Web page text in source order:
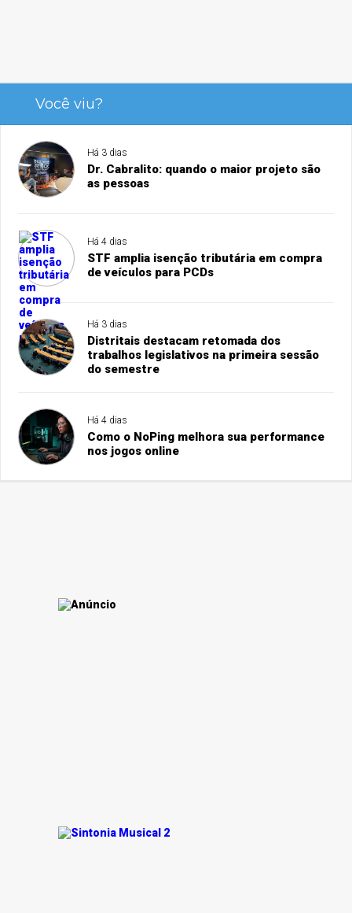
Você viu?
Há 3 dias
Dr. Cabralito: quando o maior projeto são
as pessoas
Há 4 dias
STF amplia isenção tributária em compra
de veículos para PCDs
Há 3 dias
Distritais destacam retomada dos
trabalhos legislativos na primeira sessão
do semestre
Há 4 dias
Como o NoPing melhora sua performance
nos jogos online